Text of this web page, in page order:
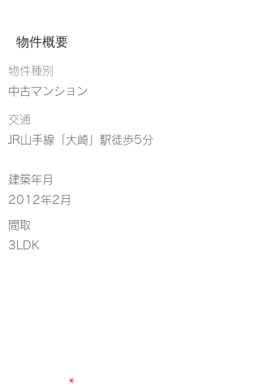
物件概要
物件種別
中古マンション
交通
JR山手線「大崎」駅徒歩5分
建築年月
2012年2月
​間取
3LDK